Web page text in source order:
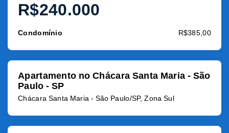
R$240.000
Condomínio R$385,00
Apartamento no Chácara Santa Maria - São
Paulo - SP
Chácara Santa Maria - São Paulo/SP, Zona Sul